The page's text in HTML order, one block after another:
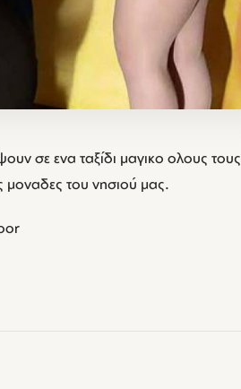
σε ενα ταξίδι μαγικο ολους τους
μοναδες του νησιού μας.